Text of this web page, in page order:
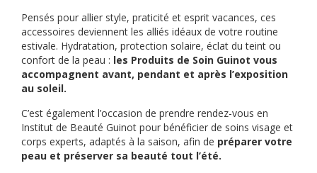
Pensés pour allier style, praticité et esprit vacances, ces
accessoires deviennent les alliés idéaux de votre routine
estivale. Hydratation, protection solaire, éclat du teint ou
confort de la peau : les Produits de Soin Guinot vous
accompagnent avant, pendant et après l’exposition
au soleil.
C’est également l’occasion de prendre rendez-vous en
Institut de Beauté Guinot pour bénéficier de soins visage et
corps experts, adaptés à la saison, afin de préparer votre
peau et préserver sa beauté tout l’été.